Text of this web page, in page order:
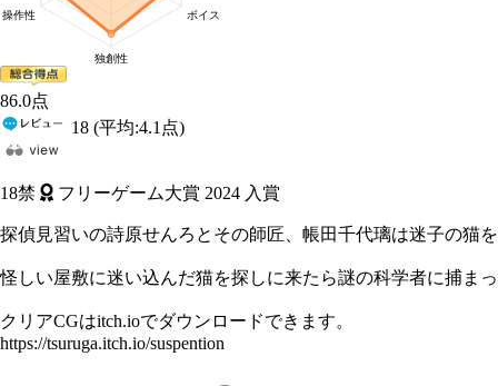
86.0点
18 (平均:4.1 点)
18禁 フリーゲーム大賞 2024 入賞
探偵見習いの詩原せんろとその師匠、帳田千代璃は迷子の猫
怪しい屋敷に迷い込んだ猫を探しに来たら謎の科学者に捕ま
クリアCGはitch.ioでダウンロードできます。
https://tsuruga.itch.io/suspention